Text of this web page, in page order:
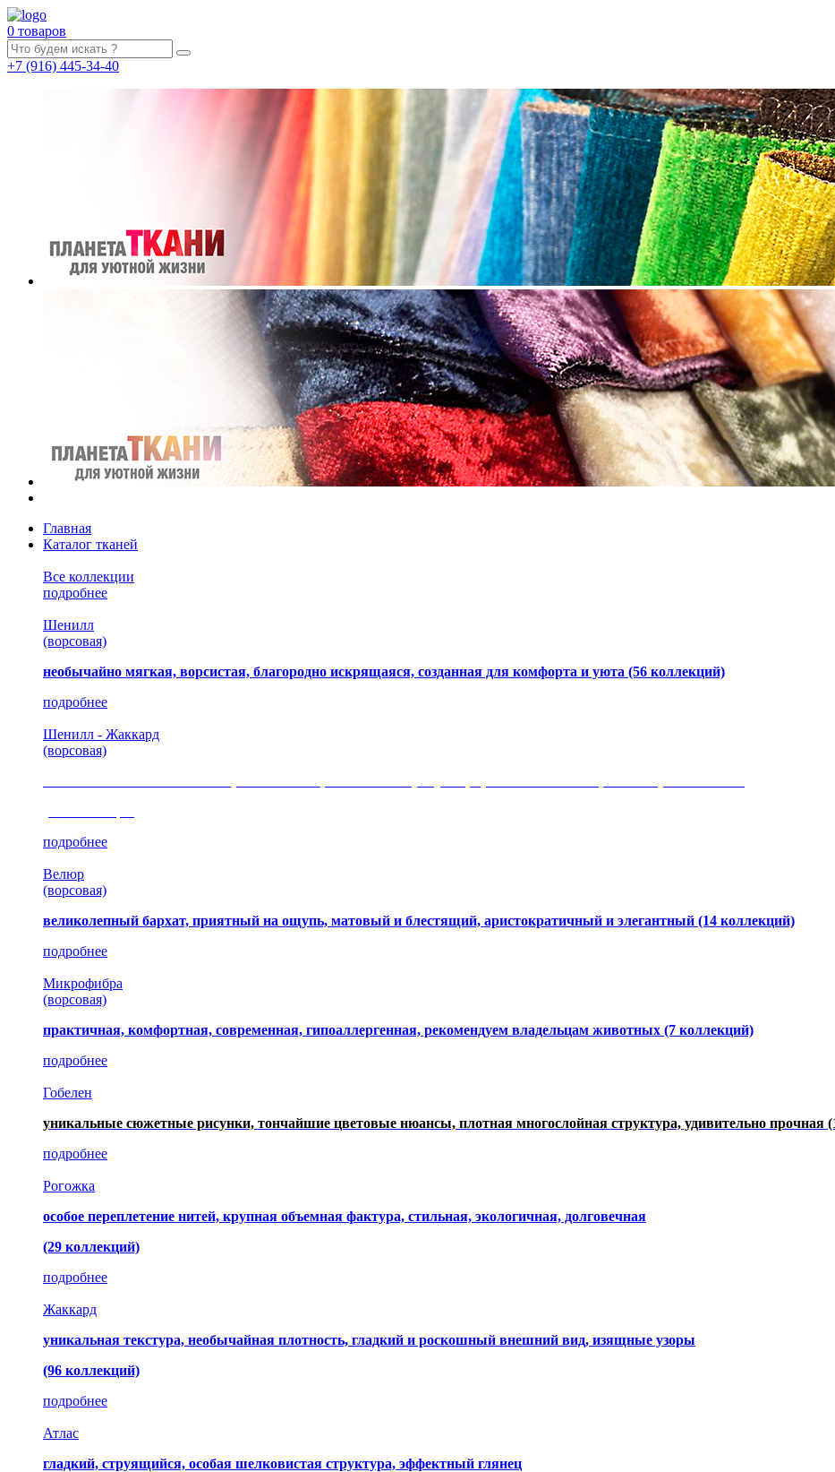
0 товаров
+7 (916) 445-34-40
Главная
Каталог тканей
Все коллекции
подробнее
Шенилл
(ворсовая)
необычайно мягкая, ворсистая, благородно искрящаяся, созданная для комфорта и уюта (56 коллекций)
подробнее
Шенилл - Жаккард
(ворсовая)
подробнее
Велюр
(ворсовая)
великолепный бархат, приятный на ощупь, матовый и блестящий, аристократичный и элегантный (14 коллекций)
подробнее
Микрофибра
(ворсовая)
практичная, комфортная, современная, гипоаллергенная, рекомендуем владельцам животных (7 коллекций)
подробнее
Гобелен
уникальные сюжетные рисунки, тончайшие цветовые нюансы, плотная многослойная структура, удивительно прочная
подробнее
Рогожка
особое переплетение нитей, крупная объемная фактура, стильная, экологичная, долговечная
(29 коллекций)
подробнее
Жаккард
уникальная текстура, необычайная плотность, гладкий и роскошный внешний вид, изящные узоры
(96 коллекций)
подробнее
Атлас
гладкий, струящийся, особая шелковистая структура, эффектный глянец